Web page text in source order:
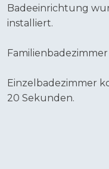
Badeeinrichtung
installiert.
Einzelbadezimmer
20 Sekunden.